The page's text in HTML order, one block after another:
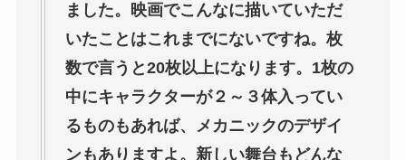
ました。映画でこんなに描いていただ
いたことはこれまでにないですね。枚
数で言うと20枚以上になります。1枚の
中にキャラクターが２～３体入ってい
るものもあれば、メカニックのデザイ
ンもありますよ。新しい舞台もどんな